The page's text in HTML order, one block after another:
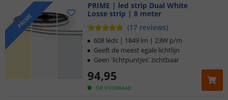
PRIME
PRIME | led strip Dual White
Losse strip | 8 meter
(17 reviews)
OP VOORRAAD
94,95
608 leds | 1849 lm | 23W p/m
Geeft de meest egale lichtlijn
Geen 'lichtpuntjes' zichtbaar